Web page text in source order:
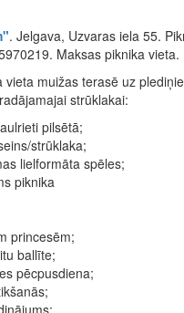
. Jelgava, Uzvaras iela 55.
Maksas piknika vieta.
vieta muižas terasē uz
strūklakai:
pilsētā;
strūklaka;
lielformāta spēles;
piknika
princesēm;
ballīte;
pēcpusdiena;